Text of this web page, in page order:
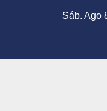
Sáb. Ago